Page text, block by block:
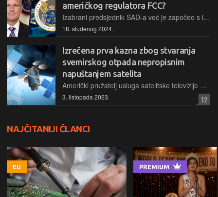
američkog regulatora FCC?
Izabrani predsjednik SAD-a već je započeo s imenovanjima budućih najbližih suradnika, a tehnološka i internetska industrija najviše bi promjena mogla doživjeti vezano uz odabir prvog čovjeka FCC-a
18. studenog 2024.
Izrečena prva kazna zbog stvaranja
svemirskog otpada nepropisnim
napuštanjem satelita
Američki pružatelj usluga satelitske televizije Dish Network kažnjen je novčanom kaznom od 150.000 dolara zbog nepropisnog upravljanja svojim komunikacijskim satelitom nakon kraja njegovog rada
3. listopada 2023. 12
NAJČITANIJI ČLANCI
EU PREMIUM